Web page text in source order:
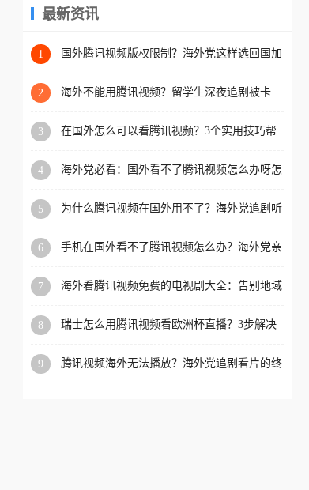
区工作、留学、定居等，都
权限制所困扰。
回国加速器，即可解决「海
版权限制」的问题，无论人
国、加拿大、澳大利亚、欧
学、定居等，都可以使用，
扰。
最新资讯
1
国外腾讯视频版权限制？海外党这样选回国加
2
海外不能用腾讯视频？留学生深夜追剧被卡
3
在国外怎么可以看腾讯视频？3个实用技巧帮
4
海外党必看：国外看不了腾讯视频怎么办呀怎
5
为什么腾讯视频在国外用不了？海外党追剧听
6
手机在国外看不了腾讯视频怎么办？海外党亲
7
海外看腾讯视频免费的电视剧大全：告别地域
8
瑞士怎么用腾讯视频看欧洲杯直播？3步解决
9
腾讯视频海外无法播放？海外党追剧看片的终